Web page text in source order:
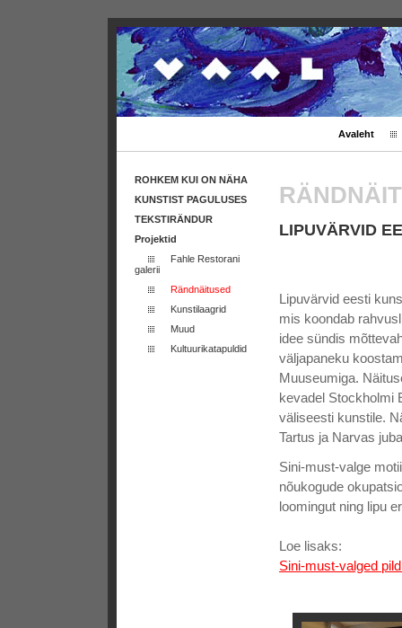
Avaleht
ROHKEM KUI ON NÄHA
KUNSTIST PAGULUSES
TEKSTIRÄNDUR
Projektid
Fahle Restorani
galerii
Rändnäitused
Kunstilaagrid
Muud
Kultuurikatapuldid
LIPUVÄRVID
Lipuvärvid eesti
mis koondab
idee sündis
väljapaneku
Muuseumiga.
kevadel Stockholmi
väliseesti kunstile.
Tartus ja Narvas
Sini-must-valge
nõukogude
loomingut ning lipu
Loe lisaks:
Sini-must-valged